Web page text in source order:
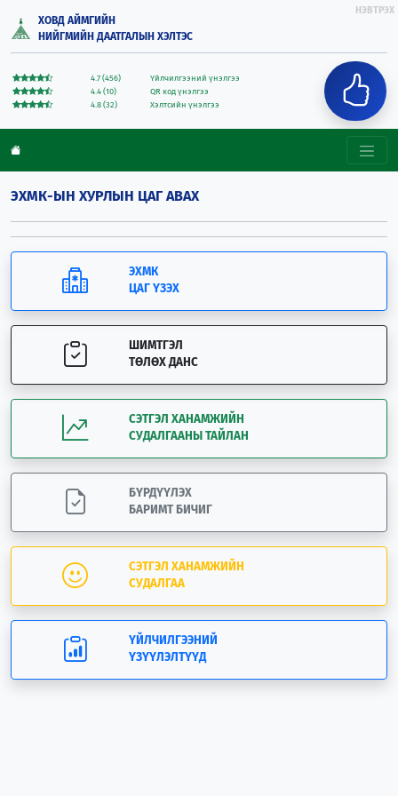
ХОВД АЙМГИЙН
НИЙГМИЙН ДААТГАЛЫН ХЭЛТЭС
4.7 (456)
Үйлчилгээний үнэлгээ
4.4 (10)
QR код үнэлгээ
4.8 (32)
Хэлтсийн үнэлгээ
НЭВТРЭХ
ЭХМК-ЫН ХУРЛЫН ЦАГ АВАХ
ЭХМК
ЦАГ ҮЗЭХ
ШИМТГЭЛ
ТӨЛӨХ ДАНС
СЭТГЭЛ ХАНАМЖИЙН
СУДАЛГААНЫ ТАЙЛАН
БҮРДҮҮЛЭХ
БАРИМТ БИЧИГ
СЭТГЭЛ ХАНАМЖИЙН
СУДАЛГАА
ҮЙЛЧИЛГЭЭНИЙ
ҮЗҮҮЛЭЛТҮҮД